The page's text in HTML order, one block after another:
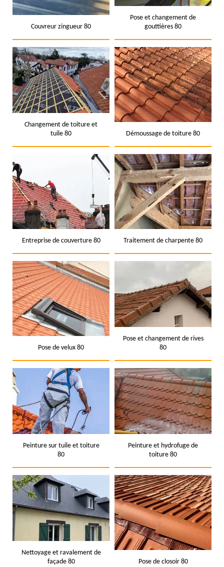
Couvreur zingueur 80
Pose et changement de
gouttières 80
Changement de toiture et
tuile 80
Démoussage de toiture 80
Entreprise de couverture 80 Traitement de charpente 80
Pose de velux 80
Pose et changement de rives
80
Peinture sur tuile et toiture
80
Peinture et hydrofuge de
toiture 80
Nettoyage et ravalement de
façade 80
Pose de closoir 80